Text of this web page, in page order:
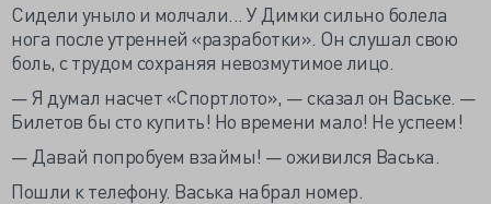
Сидели уныло и молчали... У Димки сильно болела
нога после утренней «разработки». Он слушал свою
боль, с трудом сохраняя невозмутимое лицо.
— Я думал насчет «Спортлото», — сказал он Ваське. —
Билетов бы сто купить! Но времени мало! Не успеем!
— Давай попробуем взаймы! — оживился Васька.
Пошли к телефону. Васька набрал номер.